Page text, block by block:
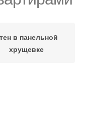
в панельной
хрущевке